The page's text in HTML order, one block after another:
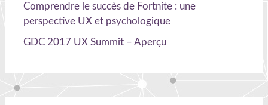
Comprendre le succès de Fortnite : une
perspective UX et psychologique
GDC 2017 UX Summit – Aperçu